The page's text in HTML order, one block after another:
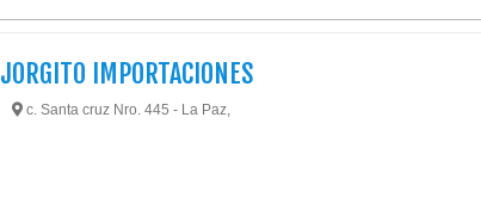
JORGITO IMPORTACIONES
c. Santa cruz Nro. 445 - La Paz,